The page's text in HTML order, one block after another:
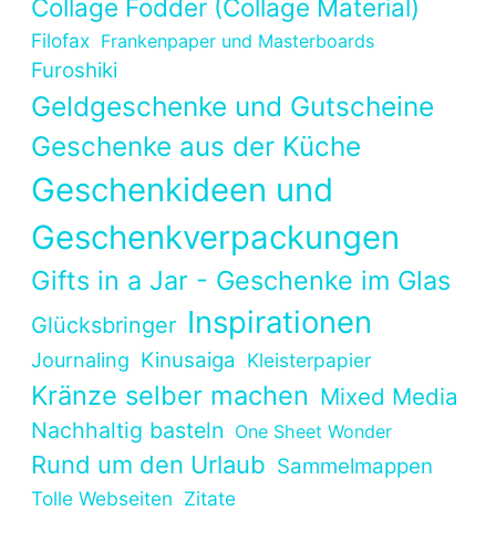
Collage Fodder (Collage Material)
Filofax Frankenpaper und Masterboards
Furoshiki
Geldgeschenke und Gutscheine
Geschenke aus der Küche
Geschenkideen und
Geschenkverpackungen
Gifts in a Jar - Geschenke im Glas
Glücksbringer Inspirationen
Journaling Kinusaiga Kleisterpapier
Kränze selber machen Mixed Media
Nachhaltig basteln One Sheet Wonder
Rund um den Urlaub Sammelmappen
Tolle Webseiten Zitate